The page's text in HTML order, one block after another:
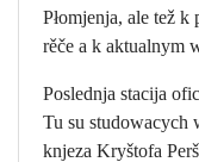
Płomjenja, ale tež
rěče a k aktualnym
Poslednja stacija
Tu su studowacych
knjeza Kryštofa